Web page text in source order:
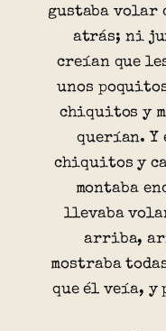
gustaba volar
atrás; ni
creían que
unos
chiquitos y
querían. Y
chiquitos y
montaba
llevaba
arriba,
mostraba
que él veía, y